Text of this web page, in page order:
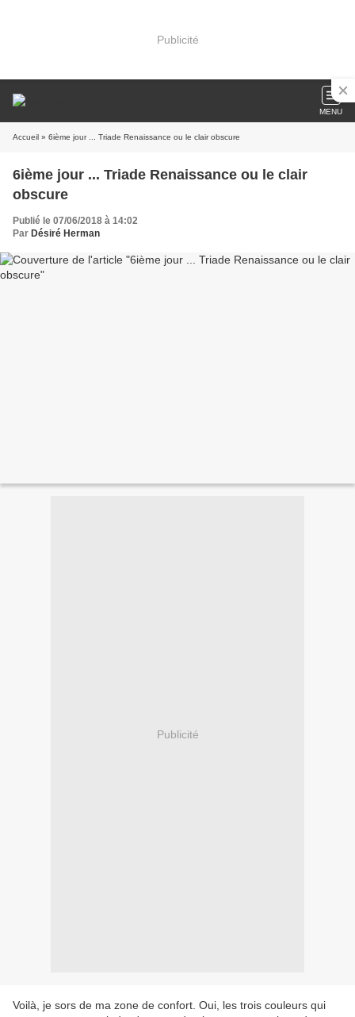
Publicité
MENU
Accueil » 6ième jour ... Triade Renaissance ou le clair obscure
6ième jour ... Triade Renaissance ou le clair
obscure
Publié le 07/06/2018 à 14:02
Par Désiré Herman
Publicité
Voilà, je sors de ma zone de confort. Oui, les trois couleurs qui